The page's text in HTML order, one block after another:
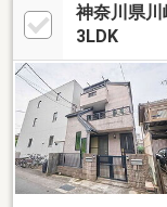
神奈川県川
3LDK